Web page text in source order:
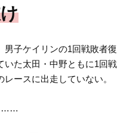
男子ケイリンの1回戦敗者復
いた太田・中野ともに1回戦
ースに出走していない。
……